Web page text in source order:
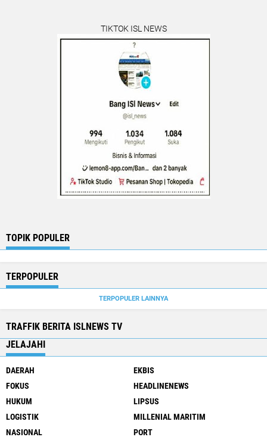
TIKTOK ISL NEWS
TOPIK POPULER
TERPOPULER
TERPOPULER LAINNYA
TRAFFIK BERITA ISLNEWS TV
JELAJAHI
DAERAH
EKBIS
FOKUS
HEADLINENEWS
HUKUM
LIPSUS
LOGISTIK
MILLENIAL MARITIM
NASIONAL
PORT